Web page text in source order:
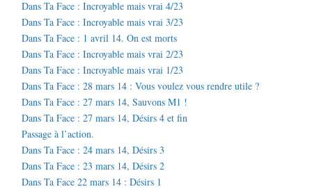
Dans Ta Face : Incroyable mais vrai 4/23
Dans Ta Face : Incroyable mais vrai 3/23
Dans Ta Face : 1 avril 14. On est morts
Dans Ta Face : Incroyable mais vrai 2/23
Dans Ta Face : Incroyable mais vrai 1/23
Dans Ta Face : 28 mars 14 : Vous voulez vous rendre utile ?
Dans Ta Face : 27 mars 14, Sauvons M1 !
Dans Ta Face : 27 mars 14, Désirs 4 et fin
Passage à l’action.
Dans Ta Face : 24 mars 14, Désirs 3
Dans Ta Face : 23 mars 14, Désirs 2
Dans Ta Face 22 mars 14 : Désirs 1